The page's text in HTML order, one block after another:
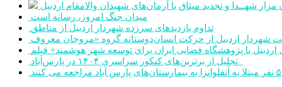
مزار شهــدا و تجدید میثاق با آرمان‌های شهیدان والامقام اردبیل
میدان جنگ امروز، رسانه است
تداوم بازدیدهای سرزده شهردار اردبیل از مناطق
اردبیل با پژوهشگاه فضایی ایران برای توسعه شهر هوشمند+ فیلم